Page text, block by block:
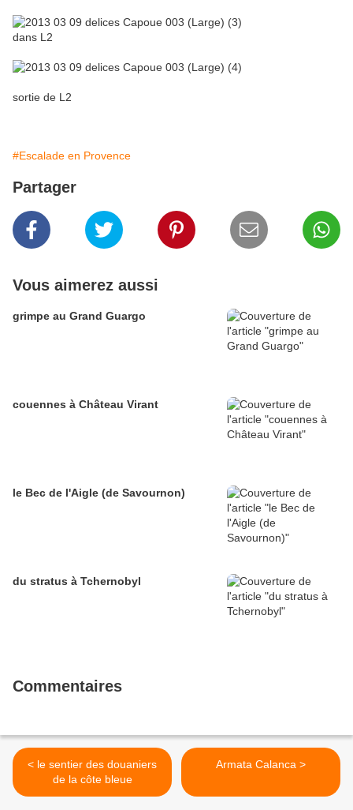
dans L2
sortie de L2
#Escalade en Provence
Partager
Vous aimerez aussi
grimpe au Grand Guargo
couennes à Château Virant
le Bec de l'Aigle (de Savournon)
du stratus à Tchernobyl
Commentaires
< le sentier des douaniers
de la côte bleue
Armata Calanca >